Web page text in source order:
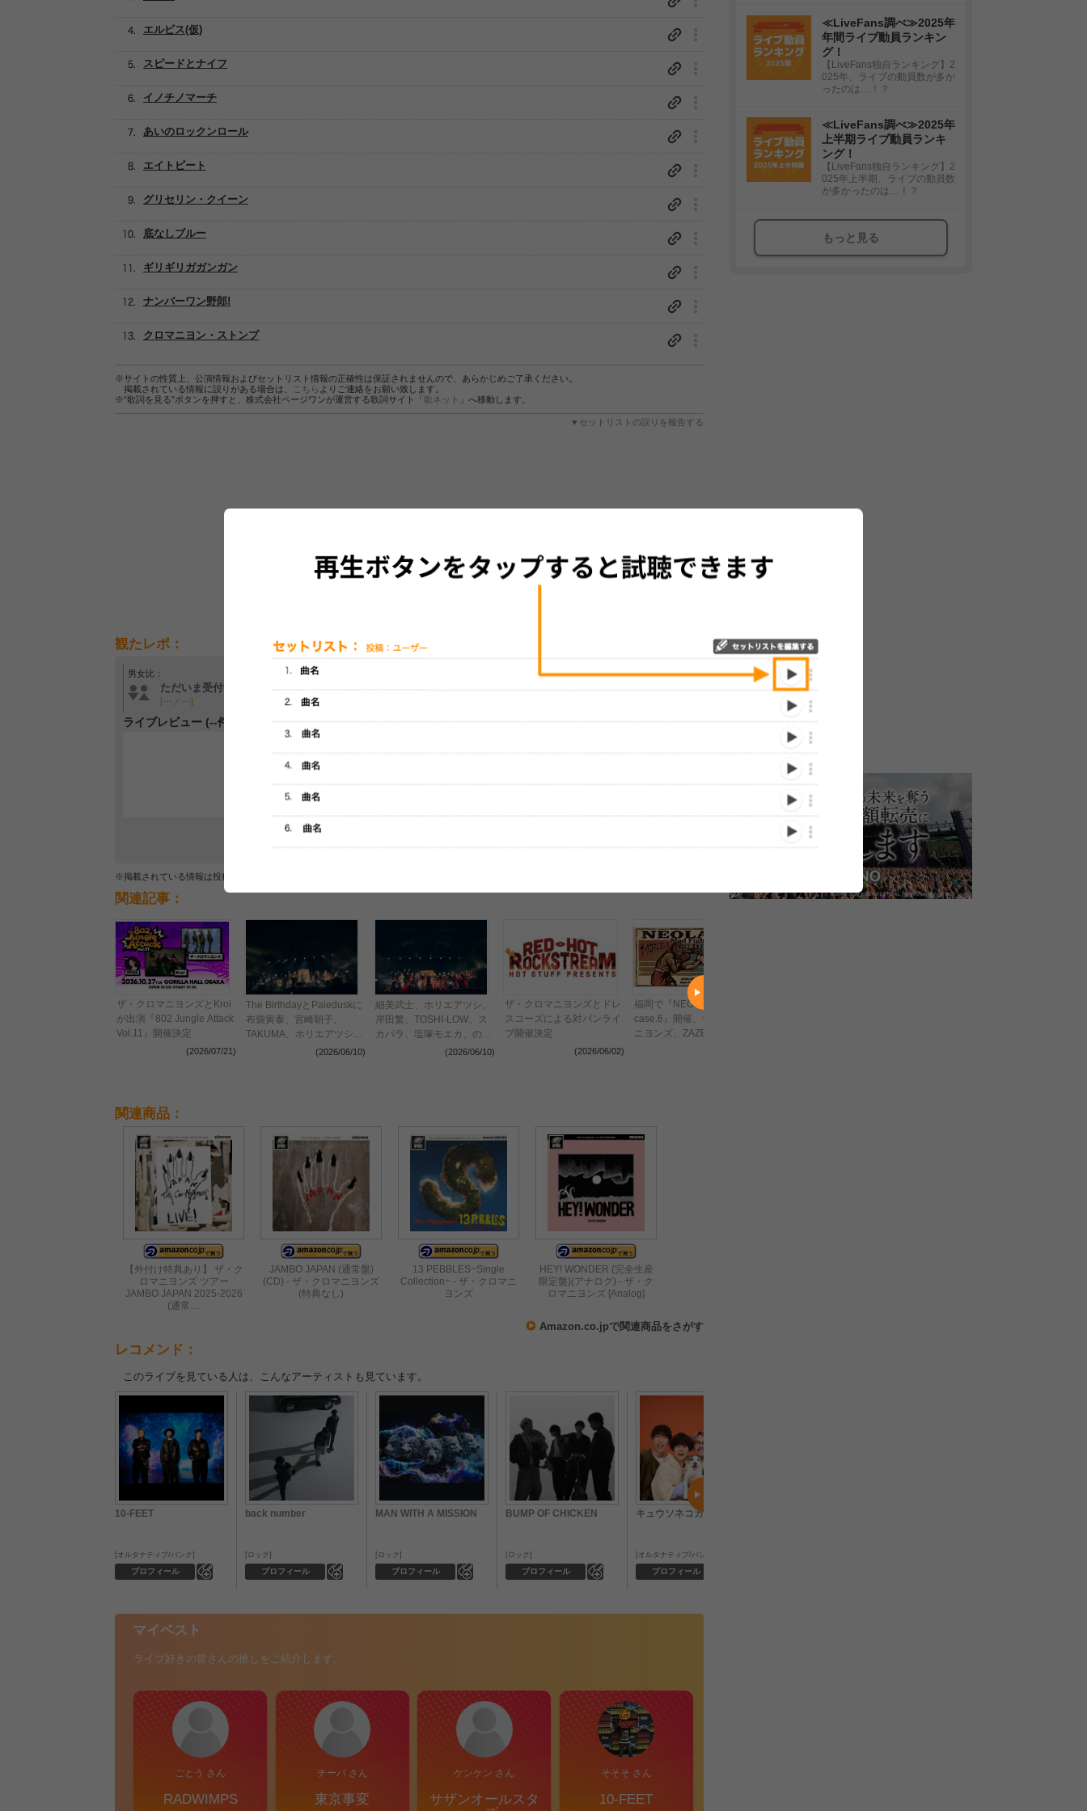
イノチノマーチ
あいのロックンロール
スピードとナイフ
エルビス(仮)
エイトビート
グリセリン・クイーン
底なしブルー
ギリギリガガンガン
ナンバーワン野郎!
クロマニヨン・ストンプ
※サイトの性質上、公演情報およびセットリスト情報の正確性は保証されませんので、あらかじめご了承ください。
掲載されている情報に誤りがある場合は、
こちら よりご連絡をお願い致します。
※“歌詞を見る”ボタンを押すと、株式会社ページワンが運営する歌詞サイト「歌ネット 」へ移動します。
▼セットリストの誤りを報告する
観たレポ：
男女比：
ただいま受付中です
[---／---]
年齢層：
ただいま受付中です
[---／---]
ただいま受付中です
観たレポを投稿する
ライブレビュー (--件)
レビューはまだ投稿されていません。
※掲載されている情報は投稿されたデータを集計したもので、実際のライブとは異なる場合があります。
関連記事：
ザ・クロマニヨンズとKroi
が出演『802 Jungle Attack
Vol.11』開催決定
(2026/07/21)
The BirthdayとPaleduskに
布袋寅泰、宮崎朝子、
TAKUMA、ホリエアツシ、
菅原卓郎らが集ったGTR祭
(2026/06/10)
細美武士、ホリエアツシ、
岸田繁、TOSHI-LOW、ス
カパラ、塩塚モエカ、の
ん、岸谷香が集結したアジ
(2026/06/10)
ザ・クロマニヨンズとドレ
スコーズによる対バンライ
ブ開催決定
(2026/06/02)
福岡で『NEOLAND
case.6』開催、ザ・クロマ
ニヨンズ、ZAZEN BOYS
関連商品：
【外付け特典あり】 ザ・ク
ロマニヨンズ ツアー
JAMBO JAPAN 2025-2026
(通常…
JAMBO JAPAN (通常盤)
(CD) - ザ・クロマニヨンズ
(特典なし)
13 PEBBLES~Single
Collection~ - ザ・クロマニ
ヨンズ
HEY! WONDER (完全生産
限定盤)(アナログ) - ザ・ク
ロマニヨンズ [Analog]
Amazon.co.jpで関連商品をさがす
レコメンド：
このライブを見ている人は、こんなアーティストも見ています。
10-FEET
プロフィール
オルタナティブ/パンク
back number
プロフィール
ロック
MAN WITH A MISSION
プロフィール
ロック
BUMP OF CHICKEN
プロフィール
ロック
キュウソネコカミ
プロフィール
オルタナティブ/パンク
マイベスト
ライブ好きの皆さんの推しをご紹介します。
ごとう さん
RADWIMPS
チーバ さん
東京事変
ケンケン さん
サザンオールスタ
そそそ さん
10-FEET
≪LiveFans調べ≫2025年
年間ライブ動員ランキン
グ！
【LiveFans独自ランキング】2
025年、ライブの動員数が多か
ったのは…！？
≪LiveFans調べ≫2025年
上半期ライブ動員ランキ
ング！
【LiveFans独自ランキング】2
025年上半期、ライブの動員数
が多かったのは…！？
もっと見る